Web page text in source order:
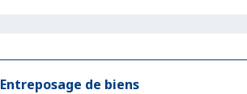
Entreposage de biens